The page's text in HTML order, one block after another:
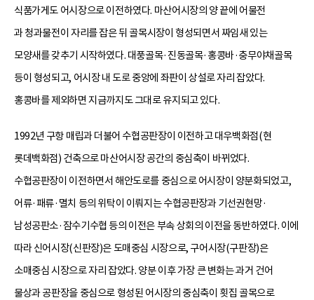
식품가게도 어시장으로 이전하였다. 마산어시장의 양 끝에 어물전
과 청과물전이 자리를 잡은 뒤 골목시장이 형성되면서 짜임새 있는
모양새를 갖추기 시작하였다. 대풍골목·진동골목·홍콩바·충무야채골목
등이 형성되고, 어시장 내 도로 중앙에 좌판이 상설로 자리 잡았다.
홍콩바를 제외하면 지금까지도 그대로 유지되고 있다.
1992년 구항 매립과 더불어 수협공판장이 이전하고 대우백화점(현
롯데백화점) 건축으로 마산어시장 공간의 중심축이 바뀌었다.
수협공판장이 이전하면서 해안도로를 중심으로 어시장이 양분화되었고,
어류·패류·멸치 등의 위탁이 이뤄지는 수협공판장과 기선권현망·
남성공판소·잠수기수협 등의 이전은 부속 상회의 이전을 동반하였다. 이에
따라 신어시장(신판장)은 도매중심 시장으로, 구어시장(구판장)은
소매중심 시장으로 자리 잡았다. 양분 이후 가장 큰 변화는 과거 건어
물상과 공판장을 중심으로 형성된 어시장의 중심축이 횟집 골목으로